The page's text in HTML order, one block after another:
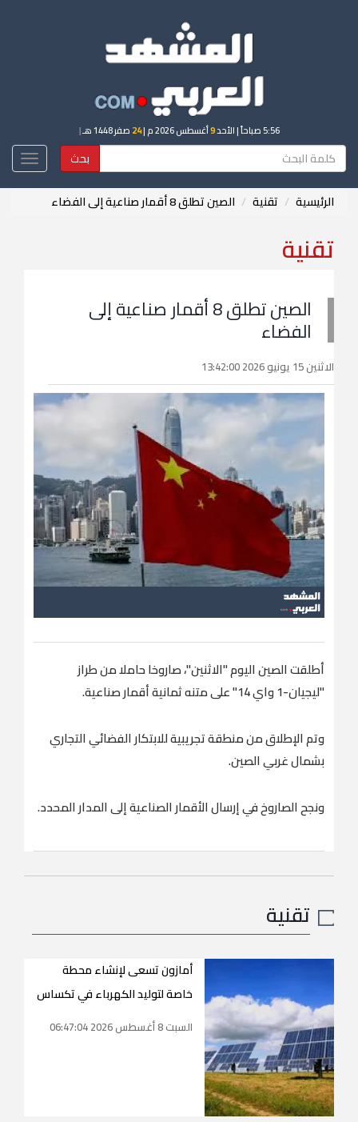
5:56 صباحاً | الأحد9أغسطس 2026 م | 24 صفر 1448 هـ |
بحث
الرئيسية تقنية الصين تطلق 8 أقمار صناعية إلى الفضاء
تقنية
الصين تطلق 8 أقمار صناعية إلى
الفضاء
الاثنين 15 يونيو 2026 13:42:00
أطلقت الصين اليوم "الاثنين"، صاروخا حاملا من طراز
"ليجيان-1 واي 14" على متنه ثمانية أقمار صناعية.
وتم الإطلاق من منطقة تجريبية للابتكار الفضائي التجاري
بشمال غربي الصين.
ونجح الصاروخ في إرسال الأقمار الصناعية إلى المدار المحدد.
تقنية
أمازون تسعى لإنشاء محطة
خاصة لتوليد الكهرباء في تكساس
السبت 8 أغسطس 2026 06:47:04